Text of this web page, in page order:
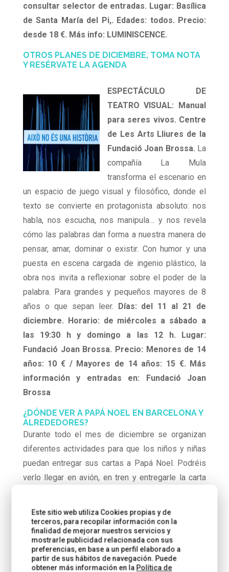
consultar selector de entradas. Lugar: Basílica
de Santa María del Pi,. Edades: todos. Precio:
desde 18 €. Más info: LUMINISCENCE.
OTROS PLANES DE DICIEMBRE, TOMA NOTA
Y RESÉRVATE LA AGENDA
ESPECTÁCULO DE
TEATRO VISUAL: Manual
para seres vivos. Centre
de Les Arts Lliures de la
Fundació Joan Brossa. La
compañía La Mula
transforma el escenario en
un espacio de juego visual y filosófico, donde el
texto se convierte en protagonista absoluto: nos
habla, nos escucha, nos manipula… y nos revela
cómo las palabras dan forma a nuestra manera de
pensar, amar, dominar o existir. Con humor y una
puesta en escena cargada de ingenio plástico, la
obra nos invita a reflexionar sobre el poder de la
palabra. Para grandes y pequeños mayores de 8
años o que sepan leer. Días: del 11 al 21 de
diciembre. Horario: de miércoles a sábado a
las 19:30 h y domingo a las 12 h. Lugar:
Fundació Joan Brossa. Precio: Menores de 14
años: 10 € / Mayores de 14 años: 15 €. Más
información y entradas en: Fundació Joan
Brossa
¿DÓNDE VER A PAPÁ NOEL EN BARCELONA Y
ALREDEDORES?
Durante todo el mes de diciembre se organizan
diferentes actividades para que los niños y niñas
puedan entregar sus cartas a Papá Noel. Podréis
verlo llegar en avión, en tren y entregarle la carta
todas las actividades para disfrutar de Navidad en
familia.Echa un vistazo aquí:Agenda de
Navidad de Barcelona
Este sitio web utiliza Cookies propias y de
terceros, para recopilar información con la
finalidad de mejorar nuestros servicios y
mostrarle publicidad relacionada con sus
preferencias, en base a un perfil elaborado a
partir de sus hábitos de navegación. Puede
obtener más información en la Política de